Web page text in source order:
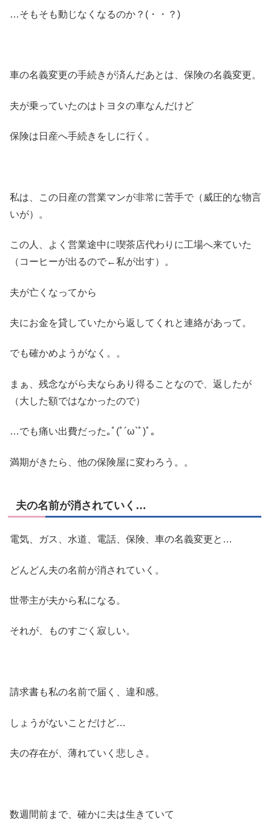
…そもそも動じなくなるのか？(・・？)
車の名義変更の手続きが済んだあとは、保険の名義変更。
夫が乗っていたのはトヨタの車なんだけど
保険は日産へ手続きをしに行く。
私は、この日産の営業マンが非常に苦手で（威圧的な物言
いが）。
この人、よく営業途中に喫茶店代わりに工場へ来ていた
（コーヒーが出るので←私が出す）。
夫が亡くなってから
夫にお金を貸していたから返してくれと連絡があって。
でも確かめようがなく。。
まぁ、残念ながら夫ならあり得ることなので、返したが
（大した額ではなかったので）
…でも痛い出費だった｡ﾟ(ﾟ´ω`ﾟ)ﾟ｡
満期がきたら、他の保険屋に変わろう。。
夫の名前が消されていく…
電気、ガス、水道、電話、保険、車の名義変更と…
どんどん夫の名前が消されていく。
世帯主が夫から私になる。
それが、ものすごく寂しい。
請求書も私の名前で届く、違和感。
しょうがないことだけど…
夫の存在が、薄れていく悲しさ。
数週間前まで、確かに夫は生きていて